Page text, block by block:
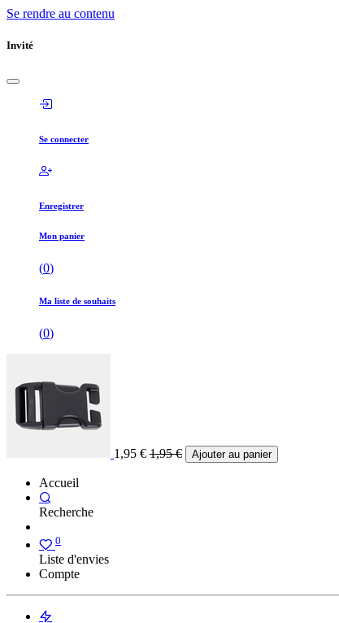
Se rendre au contenu
Invité
Se connecter
Enregistrer
Mon panier
(0)
Ma liste de souhaits
(0)
1,95 € 1,95€ Ajouter au panier
Accueil
Recherche
0
Liste d'envies
Compte